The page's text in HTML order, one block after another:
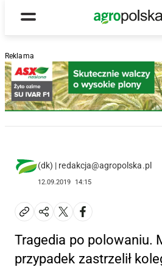
Menu
Main Logo
Reklama
(dk) | redakcja@agropolska.pl
12.09.2019 14:15
Tragedia po polowaniu.
przypadek zastrzelił